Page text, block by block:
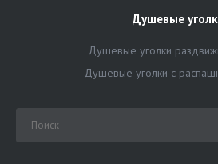
Душевые
Душевые уголки
Душевые уголки с